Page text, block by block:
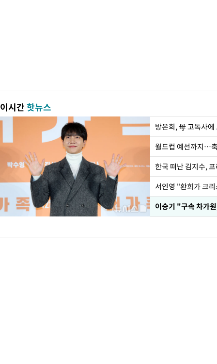
이시간핫뉴스
방은희, 母 고독사
월드컵 예선까지…
한국 떠난 김지수,
서인영 "환희가 크
이승기 "구속 차가